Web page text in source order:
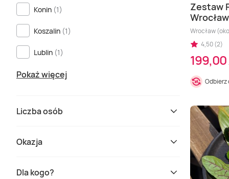
Konin (1)
Koszalin (1)
Lublin (1)
Pokaż więcej
Liczba osób
Okazja
Dla kogo?
Zestaw
Wrocław
Wrocław
4,50 (2)
199,00
Odbierz